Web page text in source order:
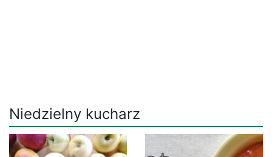
Niedzielny kucharz